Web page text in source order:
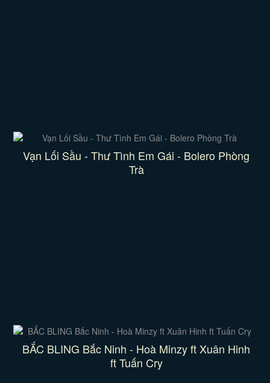
Vạn Lối Sầu - Thư Tình Em Gái - Bolero Phòng
Trà
BẮC BLING Bắc Ninh - Hoà Minzy ft Xuân Hinh
ft Tuấn Cry